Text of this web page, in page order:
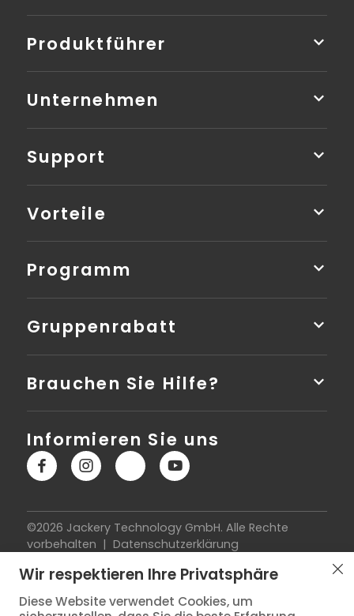
Wir respektieren Ihre Privatsphäre
Diese Website verwendet Cookies, um
Produktführer
Unternehmen
Support
Vorteile
Programm
Gruppenrabatt
Brauchen Sie Hilfe?
Informieren Sie uns
©2026 Jackery Technology GmbH. Alle Rechte
vorbehalten | Datenschutzerklärung
Richtlinie|Widerrufsbelehrung|Vertrag widerrufen
Versandkostenübersicht